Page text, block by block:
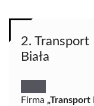
2. Transport
Biała
Firma „Transport